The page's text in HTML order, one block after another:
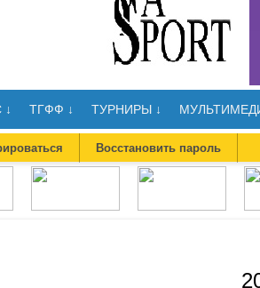
ТГФФ ↓ ТУРНИРЫ ↓
Восстановить пароль